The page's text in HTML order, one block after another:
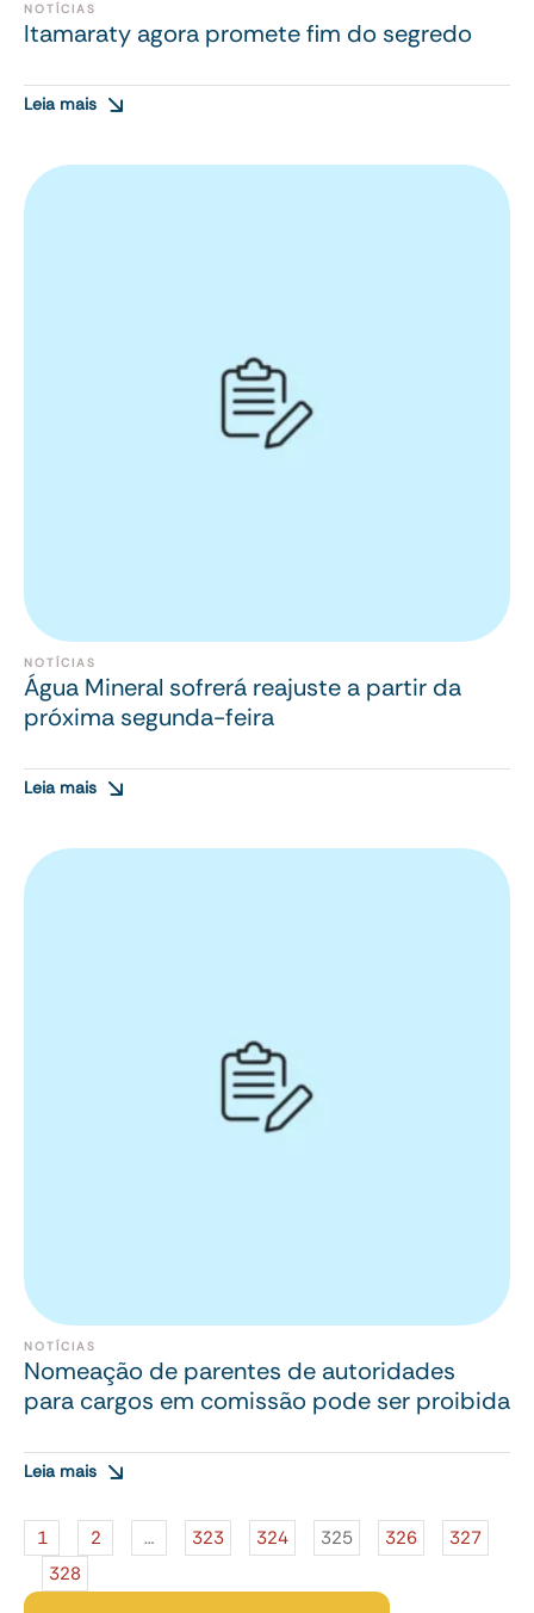
NOTÍCIAS
Itamaraty agora promete fim do segredo
Leia mais
NOTÍCIAS
Água Mineral sofrerá reajuste a partir da
próxima segunda-feira
Leia mais
NOTÍCIAS
Nomeação de parentes de autoridades
para cargos em comissão pode ser proibida
Leia mais
1 2 … 323 324 325 326
327
328